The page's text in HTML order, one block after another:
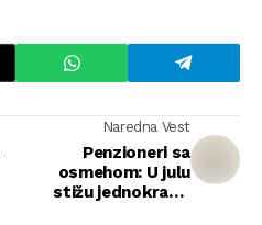
Naredna Vest
Penzioneri sa
osmehom: U julu
stižu jednokratni